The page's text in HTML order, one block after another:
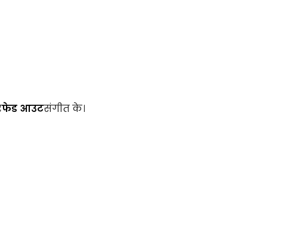
फेड आउटसंगीत के।